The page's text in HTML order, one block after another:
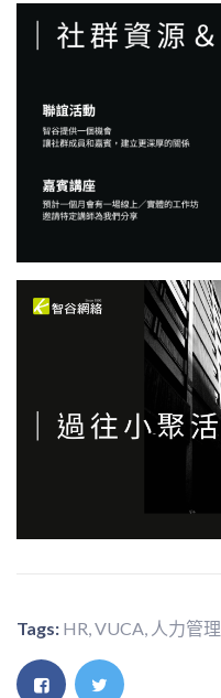
Tags: HR,VUCA, 人力管理